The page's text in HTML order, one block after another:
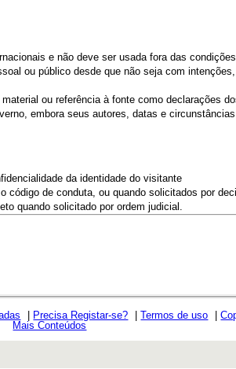
e não deve ser usada fora das
ou público desde que não seja com
ou referência à fonte como declarações
embora seus autores, datas e
da identidade do visitante
de conduta, ou quando solicitados por
quando solicitado por ordem judicial.
Precisa Registar-se? |Termos de uso |
Mais Conteúdos